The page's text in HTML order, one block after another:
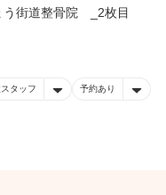
タッフ 予約あり